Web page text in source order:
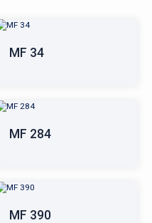
MF 34
MF 284
MF 390